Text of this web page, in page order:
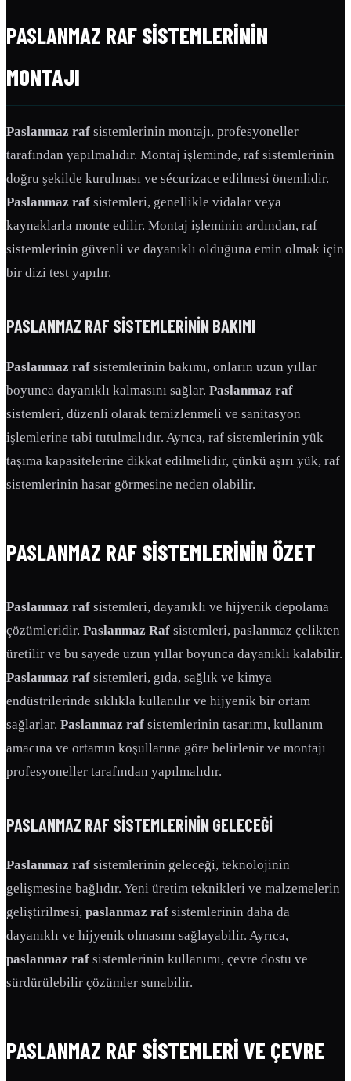
PASLANMAZ RAF SISTEMLERININ
MONTAJI
Paslanmaz raf sistemlerinin montajı, profesyoneller
tarafından yapılmalıdır. Montaj işleminde, raf sistemlerinin
doğru şekilde kurulması ve sécurizace edilmesi önemlidir.
Paslanmaz raf sistemleri, genellikle vidalar veya
kaynaklarla monte edilir. Montaj işleminin ardından, raf
sistemlerinin güvenli ve dayanıklı olduğuna emin olmak için
bir dizi test yapılır.
PASLANMAZ RAF SISTEMLERININ BAKIMI
Paslanmaz raf sistemlerinin bakımı, onların uzun yıllar
boyunca dayanıklı kalmasını sağlar. Paslanmaz raf
sistemleri, düzenli olarak temizlenmeli ve sanitasyon
işlemlerine tabi tutulmalıdır. Ayrıca, raf sistemlerinin yük
taşıma kapasitelerine dikkat edilmelidir, çünkü aşırı yük, raf
sistemlerinin hasar görmesine neden olabilir.
PASLANMAZ RAF SISTEMLERININ ÖZET
Paslanmaz raf sistemleri, dayanıklı ve hijyenik depolama
çözümleridir. Paslanmaz Raf sistemleri, paslanmaz çelikten
üretilir ve bu sayede uzun yıllar boyunca dayanıklı kalabilir.
Paslanmaz raf sistemleri, gıda, sağlık ve kimya
endüstrilerinde sıklıkla kullanılır ve hijyenik bir ortam
sağlarlar. Paslanmaz raf sistemlerinin tasarımı, kullanım
amacına ve ortamın koşullarına göre belirlenir ve montajı
profesyoneller tarafından yapılmalıdır.
PASLANMAZ RAF SISTEMLERININ GELECEĞI
Paslanmaz raf sistemlerinin geleceği, teknolojinin
gelişmesine bağlıdır. Yeni üretim teknikleri ve malzemelerin
geliştirilmesi, paslanmaz raf sistemlerinin daha da
dayanıklı ve hijyenik olmasını sağlayabilir. Ayrıca,
paslanmaz raf sistemlerinin kullanımı, çevre dostu ve
sürdürülebilir çözümler sunabilir.
PASLANMAZ RAF SISTEMLERI VE ÇEVRE